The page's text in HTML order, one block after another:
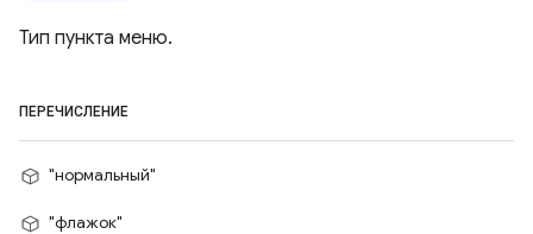
Тип пункта меню.
ПЕРЕЧИСЛЕНИЕ
"нормальный"
"флажок"